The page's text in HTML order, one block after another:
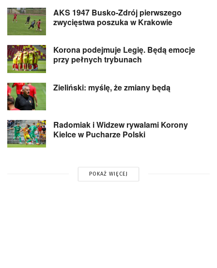
AKS 1947 Busko-Zdrój pierwszego
zwycięstwa poszuka w Krakowie
Korona podejmuje Legię. Będą emocje
przy pełnych trybunach
Zieliński: myślę, że zmiany będą
Radomiak i Widzew rywalami Korony
Kielce w Pucharze Polski
POKAŻ WIĘCEJ